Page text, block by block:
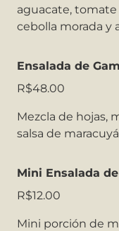
aguacate,
cebolla morada y
Ensalada de
R$48.00
Mezcla de hojas,
salsa de
Mini Ensalada
R$12.00
Mini porción de